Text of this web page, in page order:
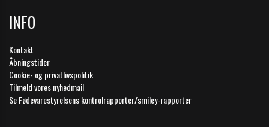
INFO
Kontakt
Åbningstider
Cookie- og privatlivspolitik
Tilmeld vores nyhedmail
Se Fødevarestyrelsens kontrolrapporter/smiley-rapporter